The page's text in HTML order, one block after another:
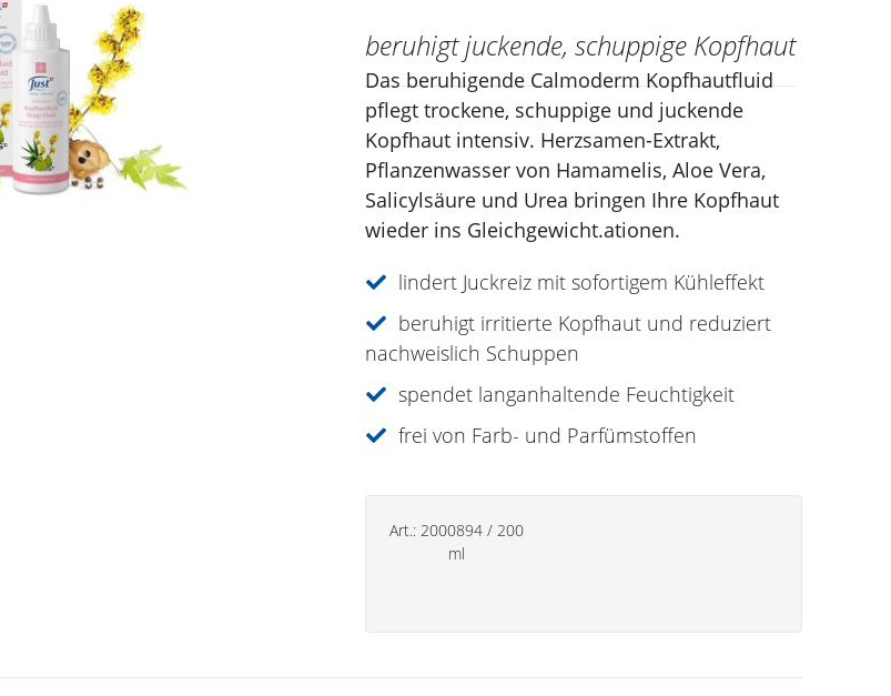
beruhigt juckende, schuppige Kopfhaut
Das beruhigende Calmoderm Kopfhautfluid
pflegt trockene, schuppige und juckende
Kopfhaut intensiv. Herzsamen-Extrakt,
Pflanzenwasser von Hamamelis, Aloe Vera,
Salicylsäure und Urea bringen Ihre Kopfhaut
wieder ins Gleichgewicht.ationen.
lindert Juckreiz mit sofortigem Kühleffekt
beruhigt irritierte Kopfhaut und reduziert
nachweislich Schuppen
spendet langanhaltende Feuchtigkeit
frei von Farb- und Parfümstoffen
Art.:2000894 /200
ml